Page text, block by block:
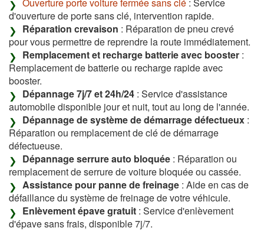
d'ouverture de porte sans clé, intervention rapide.
Réparation crevaison : Réparation de pneu crevé
pour vous permettre de reprendre la route immédiatement.
Remplacement et recharge batterie avec booster :
Remplacement de batterie ou recharge rapide avec
booster.
Dépannage 7j/7 et 24h/24 : Service d'assistance
automobile disponible jour et nuit, tout au long de l'année.
Dépannage de système de démarrage défectueux :
Réparation ou remplacement de clé de démarrage
défectueuse.
Dépannage serrure auto bloquée : Réparation ou
remplacement de serrure de voiture bloquée ou cassée.
Assistance pour panne de freinage : Aide en cas de
défaillance du système de freinage de votre véhicule.
Enlèvement épave gratuit : Service d'enlèvement
d'épave sans frais, disponible 7j/7.